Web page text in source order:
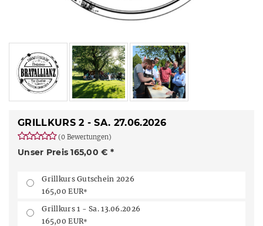
GRILLKURS 2 - SA. 27.06.2026
(0 Bewertungen)
Unser Preis 165,00 € *
Grillkurs Gutschein 2026
165,00 EUR*
Grillkurs 1 - Sa. 13.06.2026
165,00 EUR*